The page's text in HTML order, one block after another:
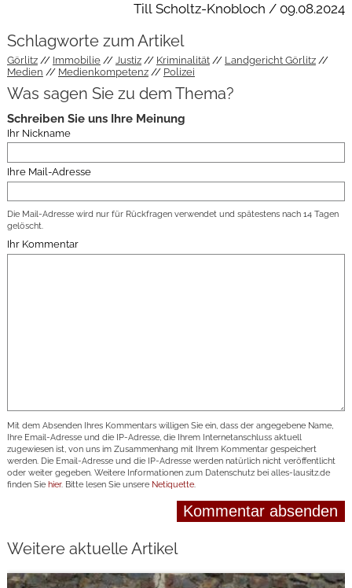
Till Scholtz-Knobloch / 09.08.2024
Schlagworte zum Artikel
Görlitz Immobilie Justiz Kriminalität
Landgericht Görlitz
Medien
Medienkompetenz Polizei
Was sagen Sie zu dem Thema?
Schreiben Sie uns Ihre Meinung
Ihr Nickname
Ihre Mail-Adresse
Die Mail-Adresse wird nur für Rückfragen verwendet und spätestens nach 14 Tagen
gelöscht.
Ihr Kommentar
Mit dem Absenden Ihres Kommentars willigen Sie ein, dass der angegebene Name,
Ihre Email-Adresse und die IP-Adresse, die Ihrem Internetanschluss aktuell
zugewiesen ist, von uns im Zusammenhang mit Ihrem Kommentar gespeichert
werden. Die Email-Adresse und die IP-Adresse werden natürlich nicht veröffentlicht
oder weiter gegeben. Weitere Informationen zum Datenschutz bei alles-lausitz.de
finden Sie hier. Bitte lesen Sie unsere Netiquette.
Weitere aktuelle Artikel